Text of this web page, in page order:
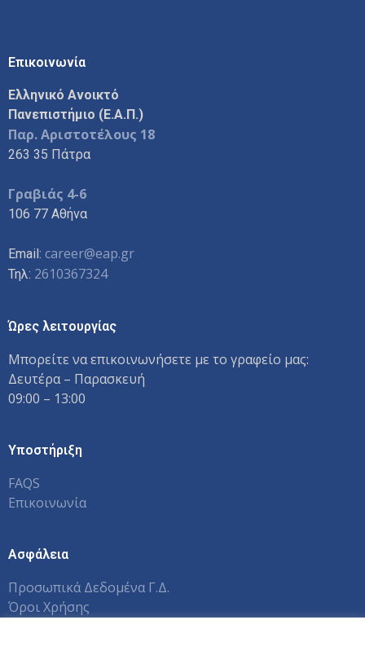
Επικοινωνία
Ελληνικό Ανοικτό
Πανεπιστήμιο (Ε.Α.Π.)
Παρ. Αριστοτέλους 18
263 35 Πάτρα
Γραβιάς 4-6
106 77 Αθήνα
Email: career@eap.gr
Τηλ: 2610367324
Ώρες λειτουργίας
Μπορείτε να επικοινωνήσετε με το γραφείο μας:
Δευτέρα – Παρασκευή
09:00 – 13:00
Υποστήριξη
FAQS
Επικοινωνία
Ασφάλεια
Προσωπικά Δεδομένα Γ.Δ.
Όροι Χρήσης